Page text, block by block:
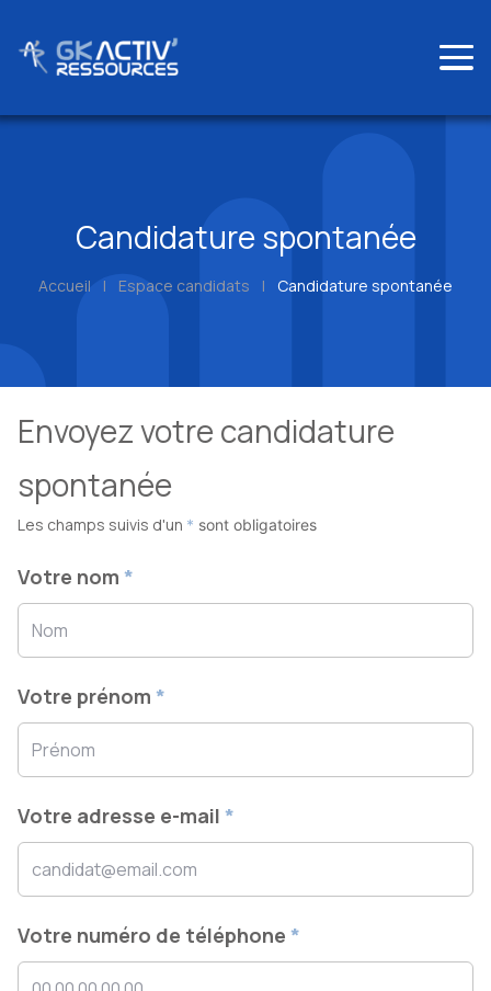
to
Candidature spontanée
Accueil | Espace candidats | Candidature spontanée
Envoyez votre candidature
spontanée
Les champs suivis d'un * sont obligatoires
Votre nom *
Votre prénom *
Votre adresse e-mail *
Votre numéro de téléphone *